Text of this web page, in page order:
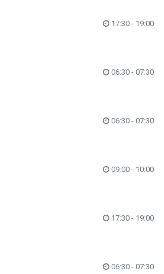
17:30 - 19:00
06:30 - 07:30
06:30 - 07:30
09:00 - 10:00
17:30 - 19:00
06:30 - 07:30